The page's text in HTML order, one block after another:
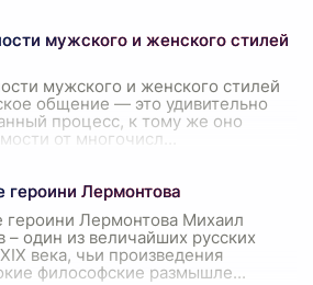
мужского и женского стилей
мужского и женского стилей
общение — это удивительно
процесс, к тому же оно
от многочисл
Лермонтова
Лермонтова Михаил
один из величайших русских
века, чьи произведения
философские размышле...